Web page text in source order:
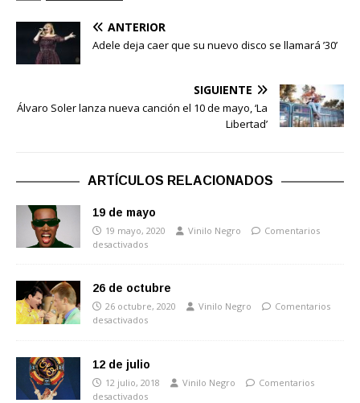
ANTERIOR
Adele deja caer que su nuevo disco se llamará ’30’
SIGUIENTE
Álvaro Soler lanza nueva canción el 10 de mayo, ‘La
Libertad’
ARTÍCULOS RELACIONADOS
19 de mayo
19 mayo, 2020 Vinilo Negro
Comentarios
desactivados
26 de octubre
26 octubre, 2020 Vinilo Negro
Comentarios
desactivados
12 de julio
12 julio, 2018 Vinilo Negro
Comentarios
desactivados